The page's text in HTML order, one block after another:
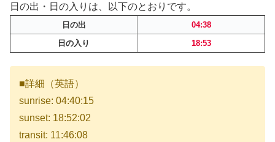
日の出・日の入りは、以下のとおりです。
日の出
04:38
日の入り
18:53
■詳細（英語）
sunrise: 04:40:15
sunset: 18:52:02
transit: 11:46:08